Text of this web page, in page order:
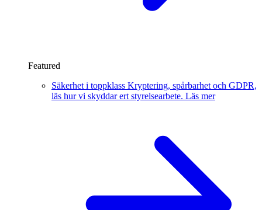
Featured
Säkerhet i toppklass Kryptering, spårbarhet och GDPR,
läs hur vi skyddar ert styrelsearbete. Läs mer